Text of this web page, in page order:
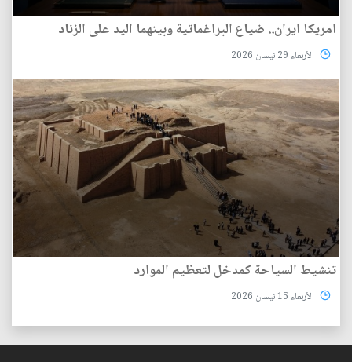
امريكا ايران.. ضياع البراغماتية وبينهما اليد على الزناد
الأربعاء 29 نيسان 2026
تنشيط السياحة كمدخل لتعظيم الموارد
الأربعاء 15 نيسان 2026